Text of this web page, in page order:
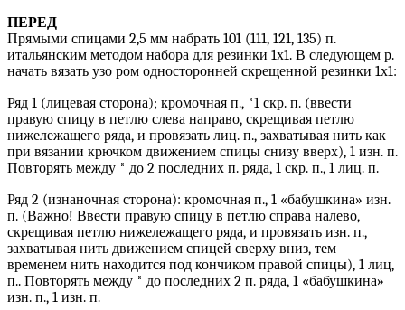
ПЕРЕД
Прямыми спицами 2,5 мм набрать 101 (111, 121, 135) п.
итальянским методом набора для резинки 1х1. В следующем р.
начать вязать узо ром односторонней скрещенной резинки 1х1:
Ряд 1 (лицевая сторона); кромочная п., *1 скр. п. (ввести
правую спицу в петлю слева направо, скрещивая петлю
нижележащего ряда, и провязать лиц. п., захватывая нить как
при вязании крючком движением спицы снизу вверх), 1 изн. п.
Повторять между * до 2 последних п. ряда, 1 скр. п., 1 лиц. п.
Ряд 2 (изнаночная сторона): кромочная п., 1 «бабушкина» изн.
п. (Важно! Ввести правую спицу в петлю справа налево,
скрещивая петлю нижележащего ряда, и провязать изн. п.,
захватывая нить движением спицей сверху вниз, тем
временем нить находится под кончиком правой спицы), 1 лиц,
п.. Повторять между * до последних 2 п. ряда, 1 «бабушкина»
изн. п., 1 изн. п.